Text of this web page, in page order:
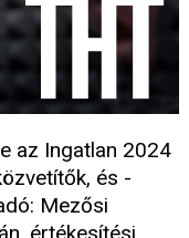
az Ingatlan 2024
és -
Mezősi